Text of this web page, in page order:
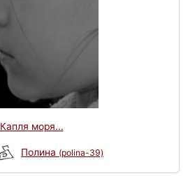
Капля моря...
Полина (polina-39)